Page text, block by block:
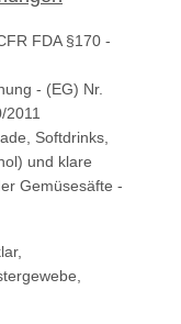
FDA §170 -
- (EG) Nr.
Softdrinks,
und klare
Gemüsesäfte -